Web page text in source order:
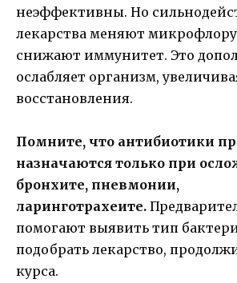
неэффективны. Но
лекарства меняют
снижают иммунитет. Это
ослабляет организм,
восстановления.
Помните, что антибиотики
назначаются только при
бронхите, пневмонии,
ларинготрахеите.
помогают выявить тип
подобрать лекарство,
курса.